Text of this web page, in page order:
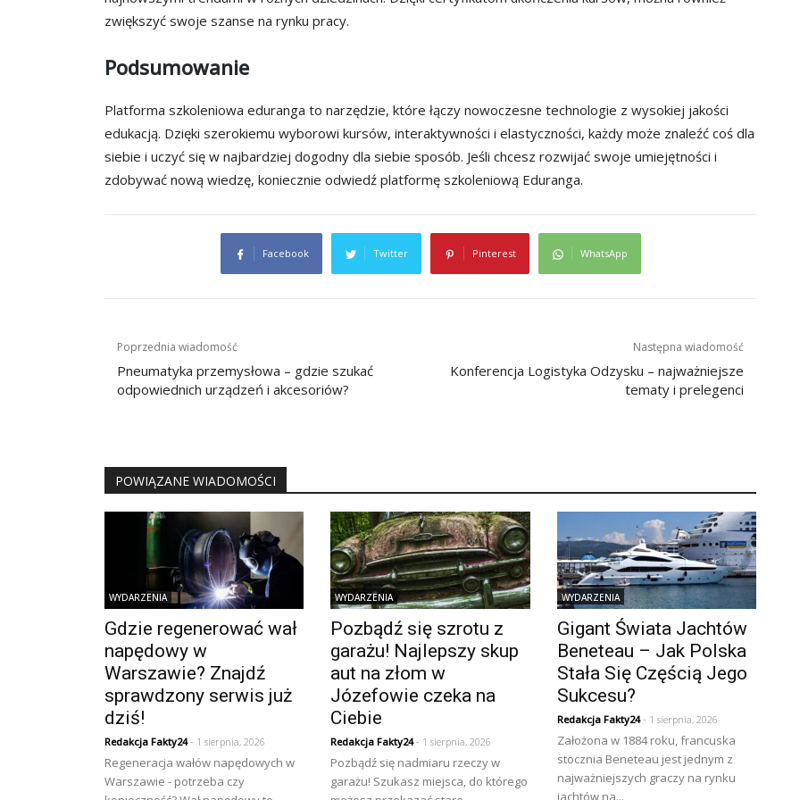
zwiększyć swoje szanse na rynku pracy.
Podsumowanie
Platforma szkoleniowa eduranga to narzędzie, które łączy nowoczesne technologie z wysokiej jakości
edukacją. Dzięki szerokiemu wyborowi kursów, interaktywności i elastyczności, każdy może znaleźć coś dla
siebie i uczyć się w najbardziej dogodny dla siebie sposób. Jeśli chcesz rozwijać swoje umiejętności i
zdobywać nową wiedzę, koniecznie odwiedź platformę szkoleniową Eduranga.
Facebook Twitter Pinterest WhatsApp
Nawigacja
wpisu
Poprzednia wiadomość
Pneumatyka przemysłowa – gdzie szukać
odpowiednich urządzeń i akcesoriów?
Następna wiadomość
Konferencja Logistyka Odzysku – najważniejsze
tematy i prelegenci
POWIĄZANE WIADOMOŚCI
WYDARZENIA
Gdzie regenerować wał
napędowy w
Warszawie? Znajdź
sprawdzony serwis już
dziś!
Redakcja Fakty24- 1 sierpnia, 2026
Regeneracja wałów napędowych w
Warszawie - potrzeba czy
WYDARZENIA
Pozbądź się szrotu z
garażu! Najlepszy skup
aut na złom w
Józefowie czeka na
Ciebie
Redakcja Fakty24- 1 sierpnia, 2026
Pozbądź się nadmiaru rzeczy w
garażu! Szukasz miejsca, do którego
WYDARZENIA
Gigant Świata Jachtów
Beneteau – Jak Polska
Stała Się Częścią Jego
Sukcesu?
Redakcja Fakty24- 1 sierpnia, 2026
Założona w 1884 roku, francuska
stocznia Beneteau jest jednym z
najważniejszych graczy na rynku